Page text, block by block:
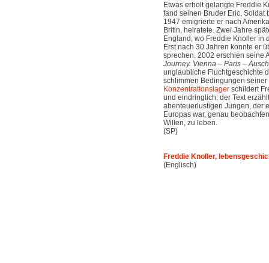
Etwas erholt gelangte Freddie
fand seinen Bruder Eric, Soldat
1947 emigrierte er nach
Britin, heiratete. Zwei Jahre
England, wo Freddie Knoller in
Erst nach 30 Jahren konnte er
sprechen. 2002 erschien seine
Journey. Vienna – Paris –
unglaubliche Fluchtgeschichte
schlimmen Bedingungen seiner
Konzentrationslager schildert
und eindringlich: der Text
abenteuerlustigen Jungen, der
Europas war, genau
Willen, zu leben.
(SP)
Freddie Knoller,
(Englisch)